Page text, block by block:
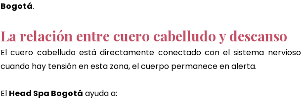
Bogotá.
La relación entre cuero cabelludo y descanso
El cuero cabelludo está directamente conectado con el sistema
cuando hay tensión en esta zona, el cuerpo permanece en alerta.
El Head Spa Bogotá ayuda a: